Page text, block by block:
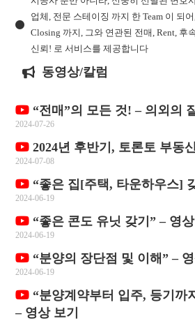
업체, 전문 스테이징 까지 한 Team 이 되
Closing 까지, 그와 연관된 전매, Rent, 후
신뢰! 로 서비스를 제공합니다
동영상/칼럼
“전매”의 모든 것! – 의외의
2024-07-26
2024년 후반기, 토론토 부동
2024-07-08
“좋은 집[주택, 타운하우스]
2024-06-19
“좋은 콘도 유닛 갖기” – 영상
2024-06-19
“분양의 장단점 및 이해” – 영
2024-06-19
“분양계약부터 입주, 등기까
– 영상 보기